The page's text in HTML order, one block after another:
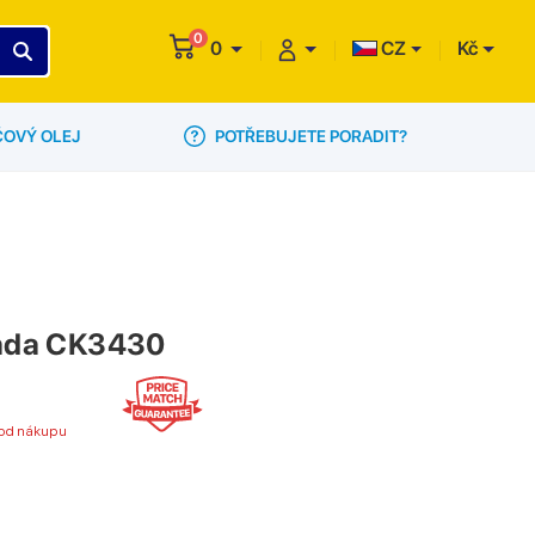
0 0 CZ Kč
OLEJ POTŘEBUJETE PORADIT?
CK3430
nákupu